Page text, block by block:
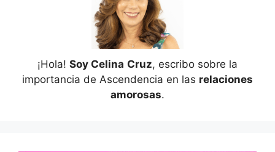
¡Hola! Soy Celina Cruz, escribo sobre la
importancia de Ascendencia en las relaciones
amorosas.